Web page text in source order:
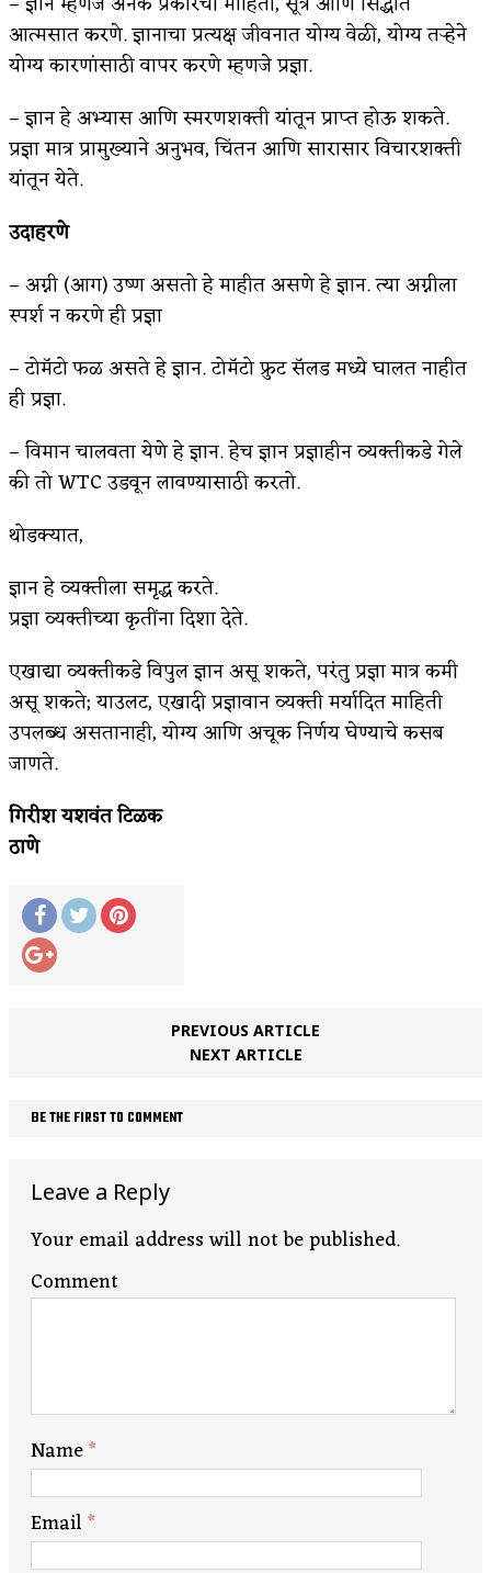
किती घोषणांचा पाऊस होता
कसं हुईन तं हू माय…
काळजाचे प्रेत
चमकदार चांदी
डेंग्यू: ताप उतरला म्हणजे धोका टळला असे नाही!
‘अर्थ’पूर्ण हास्य
अष्टपैलू : खंडू रांगणेकर
बुडीच खटलं – संयुक्त कुटुंब का गरजेचं?
आत्मसात करणे. ज्ञानाचा प्रत्यक्ष जीवनात योग्य वेळी, योग्य तऱ्हेने
योग्य कारणांसाठी वापर करणे म्हणजे प्रज्ञा.
– ज्ञान हे अभ्यास आणि स्मरणशक्ती यांतून प्राप्त होऊ शकते.
प्रज्ञा मात्र प्रामुख्याने अनुभव, चिंतन आणि सारासार विचारशक्ती
यांतून येते.
उदाहरणे
– अग्नी (आग) उष्ण असतो हे माहीत असणे हे ज्ञान. त्या अग्नीला
स्पर्श न करणे ही प्रज्ञा
– टोमॅटो फळ असते हे ज्ञान. टोमॅटो फ्रुट सॅलड मध्ये घालत नाहीत
ही प्रज्ञा.
– विमान चालवता येणे हे ज्ञान. हेच ज्ञान प्रज्ञाहीन व्यक्तीकडे गेले
की तो WTC उडवून लावण्यासाठी करतो.
थोडक्यात,
ज्ञान हे व्यक्तीला समृद्ध करते.
प्रज्ञा व्यक्तीच्या कृतींना दिशा देते.
एखाद्या व्यक्तीकडे विपुल ज्ञान असू शकते, परंतु प्रज्ञा मात्र कमी
असू शकते; याउलट, एखादी प्रज्ञावान व्यक्ती मर्यादित माहिती
उपलब्ध असतानाही, योग्य आणि अचूक निर्णय घेण्याचे कसब
जाणते.
गिरीश यशवंत टिळक
ठाणे
PREVIOUS ARTICLE
NEXT ARTICLE
BE THE FIRST TO COMMENT
Leave a Reply
Your email address will not be published.
Comment
Name*
Email*